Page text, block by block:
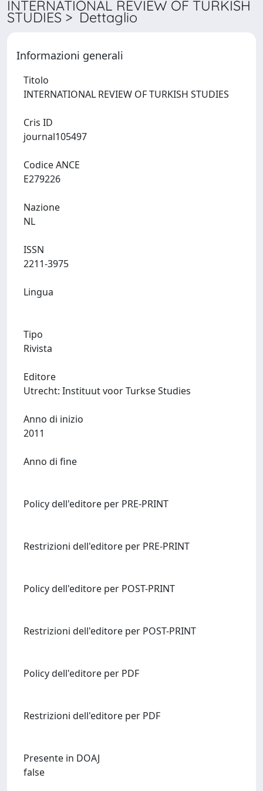
INTERNATIONAL REVIEW OF TURKISH
STUDIES > Dettaglio
Informazioni generali
Titolo
Cris ID
Codice ANCE
Nazione
ISSN
Lingua
Tipo
Rivista
Editore
Anno di inizio
Anno di fine
Policy dell'editore per PRE-PRINT
Restrizioni dell'editore per PRE-PRINT
Policy dell'editore per POST-PRINT
Restrizioni dell'editore per POST-PRINT
Policy dell'editore per PDF
Restrizioni dell'editore per PDF
Presente in DOAJ